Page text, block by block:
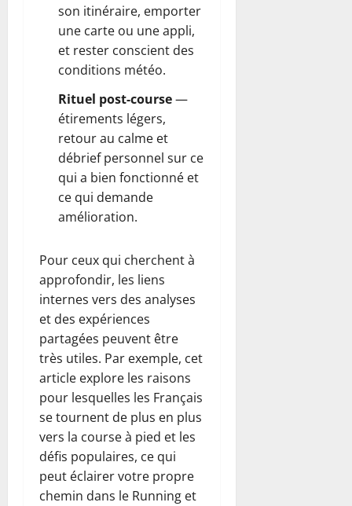
son itinéraire, emporter
une carte ou une appli,
et rester conscient des
conditions météo.
Rituel post-course—
étirements légers,
retour au calme et
débrief personnel sur ce
qui a bien fonctionné et
ce qui demande
amélioration.
Pour ceux qui cherchent à
approfondir, les liens
internes vers des analyses
et des expériences
partagées peuvent être
très utiles. Par exemple, cet
article explore les raisons
pour lesquelles les Français
se tournent de plus en plus
vers la course à pied et les
défis populaires, ce qui
peut éclairer votre propre
chemin dans le Running et